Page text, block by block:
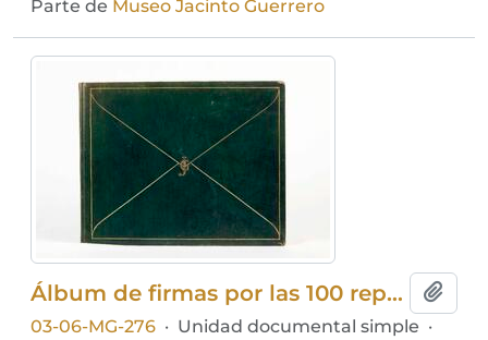
Parte de Museo Jacinto Guerrero
Álbum de firmas por las 100 representaciones de El sobre verde
03-06-MG-276 · Unidad documental simple ·